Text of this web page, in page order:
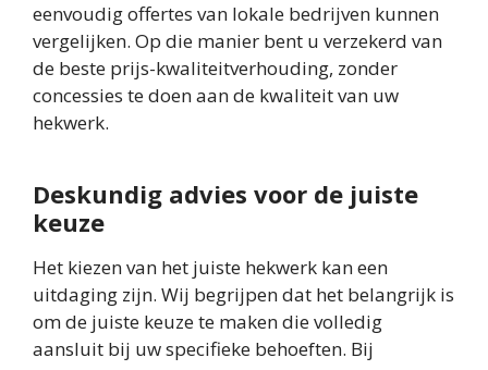
eenvoudig offertes van lokale bedrijven kunnen
vergelijken. Op die manier bent u verzekerd van
de beste prijs-kwaliteitverhouding, zonder
concessies te doen aan de kwaliteit van uw
hekwerk.
Deskundig advies voor de juiste
keuze
Het kiezen van het juiste hekwerk kan een
uitdaging zijn. Wij begrijpen dat het belangrijk is
om de juiste keuze te maken die volledig
aansluit bij uw specifieke behoeften. Bij